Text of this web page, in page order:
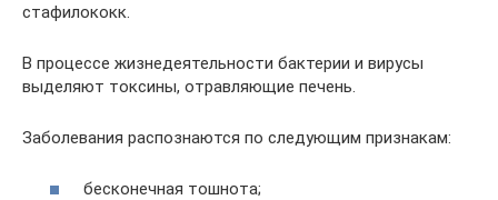
стафилококк.
В процессе жизнедеятельности бактерии и вирусы
выделяют токсины, отравляющие печень.
Заболевания распознаются по следующим признакам:
бесконечная тошнота;